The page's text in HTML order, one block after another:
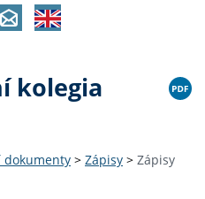
kolegia
dokumenty > Zápisy > Zápisy